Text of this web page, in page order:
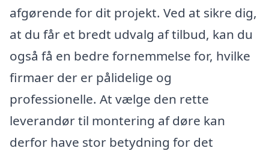
afgørende for dit projekt. Ved at sikre dig,
at du får et bredt udvalg af tilbud, kan du
også få en bedre fornemmelse for, hvilke
firmaer der er pålidelige og
professionelle. At vælge den rette
leverandør til montering af døre kan
derfor have stor betydning for det